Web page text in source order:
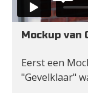
Mockup van
Eerst een
"Gevelklaar"